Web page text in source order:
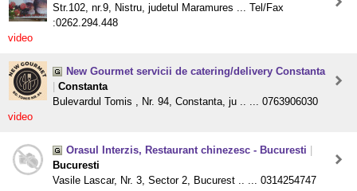
Str.102, nr.9, Nistru, judetul Maramures ... Tel/Fax
:0262.294.448
video
New Gourmet servicii de catering/delivery Constanta
Constanta
Bulevardul Tomis , Nr. 94, Constanta, ju .. ... 0763906030
video
Orasul Interzis, Restaurant chinezesc - Bucuresti
Bucuresti
Vasile Lascar, Nr. 3, Sector 2, Bucurest .. ... 0314254747